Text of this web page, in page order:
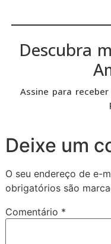
Descubra
Assine para
Deixe um
O seu endereço de e-
obrigatórios são
Comentário *